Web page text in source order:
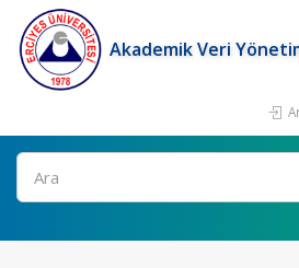
Akademik Veri
Ara